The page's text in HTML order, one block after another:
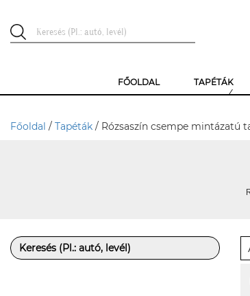
FŐOLDAL TAPÉTÁK
Főoldal / Tapéták / Rózsaszín csempe mintázatú